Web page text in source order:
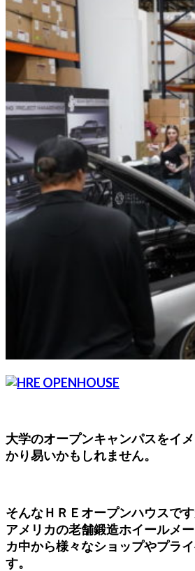
大学のオープンキャンパスをイ
かり易いかもしれません。
そんなＨＲＥオープンハウスで
アメリカの老舗鍛造ホイールメ
カ中から様々なショップやプラ
す。